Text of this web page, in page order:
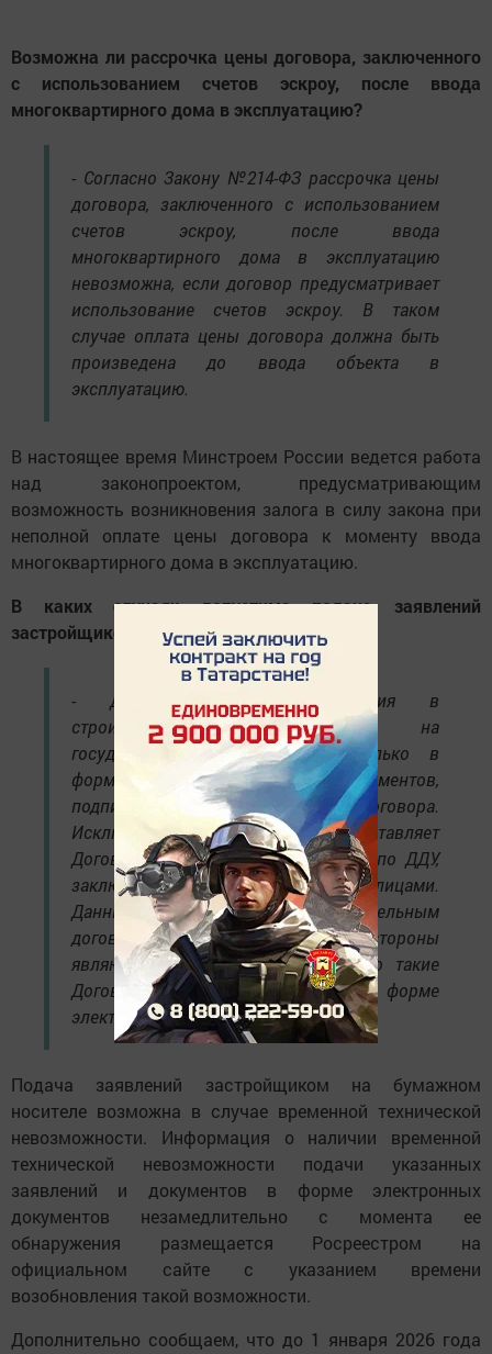
Возможна ли рассрочка цены договора, заключенного
с использованием счетов эскроу, после ввода
многоквартирного дома в эксплуатацию?
- Согласно Закону №214-ФЗ рассрочка цены
договора, заключенного с использованием
счетов эскроу, после ввода
многоквартирного дома в эксплуатацию
невозможна, если договор предусматривает
использование счетов эскроу. В таком
случае оплата цены договора должна быть
произведена до ввода объекта в
эксплуатацию.
В настоящее время Минстроем России ведется работа
над законопроектом, предусматривающим
возможность возникновения залога в силу закона при
неполной оплате цены договора к моменту ввода
многоквартирного дома в эксплуатацию.
В каких случаях допустима подача заявлений
застройщиком на бумажном носителе?
- Договоры долевого участия в
строительстве представляются на
государственную регистрацию только в
форме электронных документов,
подписанных УКЭП сторон договора.
Исключение из этого правила составляет
Договор уступки права требования по ДДУ,
заключенного между физическими лицами.
Данный Договор является самостоятельным
договором. Однако если обе стороны
являются юридическими лицами, то такие
Договоры представляются только в форме
электронных документов.
Подача заявлений застройщиком на бумажном
носителе возможна в случае временной технической
невозможности. Информация о наличии временной
технической невозможности подачи указанных
заявлений и документов в форме электронных
документов незамедлительно с момента ее
обнаружения размещается Росреестром на
официальном сайте с указанием времени
возобновления такой возможности.
Дополнительно сообщаем, что до 1 января 2026 года